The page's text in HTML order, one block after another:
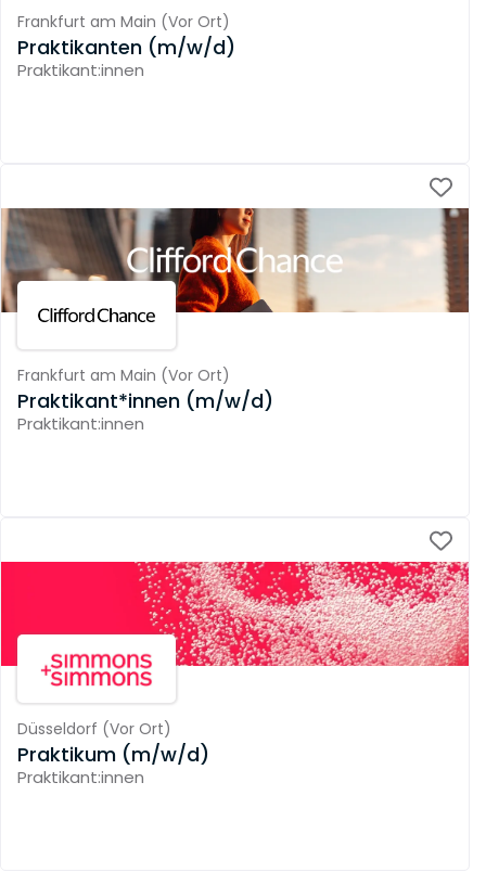
Frankfurt am Main (Vor Ort)
Praktikanten (m/w/d)
Praktikant:innen
Frankfurt am Main (Vor Ort)
Praktikant*innen (m/w/d)
Praktikant:innen
Düsseldorf (Vor Ort)
Praktikum (m/w/d)
Praktikant:innen